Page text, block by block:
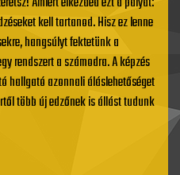
kell tartanod. Hisz ez lenne
hangsúlyt fektetünk a
rendszert a számodra. A képzés
hallgató azonnali áláslehetőséget
több új edzőnek is állást tudunk